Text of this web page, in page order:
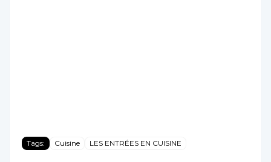
Tags: Cuisine LES ENTRÉES EN CUISINE